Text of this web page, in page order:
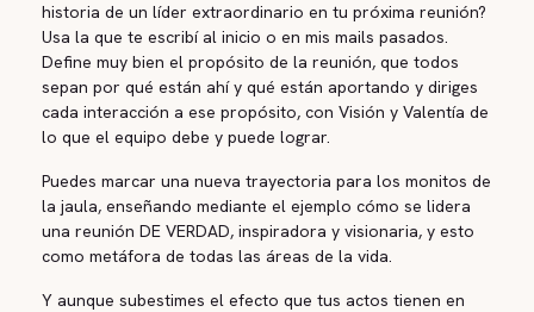
historia de un líder extraordinario en tu próxima reunión?
Usa la que te escribí al inicio o en mis mails pasados.
Define muy bien el propósito de la reunión, que todos
sepan por qué están ahí y qué están aportando y diriges
cada interacción a ese propósito, con Visión y Valentía de
lo que el equipo debe y puede lograr.
Puedes marcar una nueva trayectoria para los monitos de
la jaula, enseñando mediante el ejemplo cómo se lidera
una reunión DE VERDAD, inspiradora y visionaria, y esto
como metáfora de todas las áreas de la vida.
Y aunque subestimes el efecto que tus actos tienen en